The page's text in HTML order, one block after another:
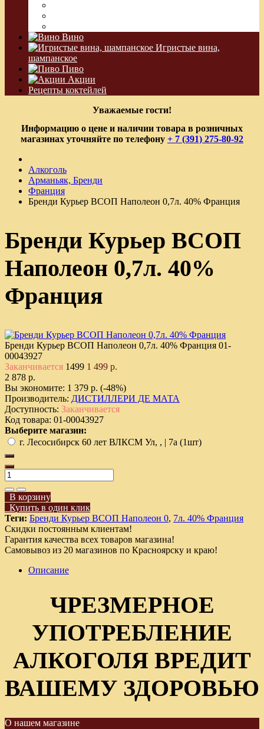
Вино
Игристые вина,
шампанское
Пиво
Акции
Рецепты коктейлей
Уважаемые гости!
Информацию о цене и наличии товара в розничных
магазинах уточняйте по телефону + 7 (391) 275-80-92
Алкоголь
Арманьяк, Бренди
Франция
Бренди Курьер ВСОП Наполеон 0,7л. 40% Франция
Бренди Курьер ВСОП
Наполеон 0,7л. 40%
Франция
Бренди Курьер ВСОП Наполеон 0,7л. 40% Франция 01-
00043927
Заканчивается 1499 1 499 р.
2 878 р.
Вы экономите: 1 379 р. (-48%)
Производитель: ДИСТИЛЛЕРИ ДЕ МАТА
Доступность: Заканчивается
Код товара: 01-00043927
Выберите магазин:
г. Лесосибирск 60 лет ВЛКСМ Ул, , | 7а (1шт)
В корзину
Купить в один клик
Теги: Бренди Курьер ВСОП Наполеон 0, 7л. 40% Франция
Скидки постоянным клиентам!
Гарантия качества всех товаров магазина!
Самовывоз из 20 магазинов по Красноярску и краю!
Описание
ЧРЕЗМЕРНОЕ
УПОТРЕБЛЕНИЕ
АЛКОГОЛЯ ВРЕДИТ
ВАШЕМУ ЗДОРОВЬЮ
О нашем магазине